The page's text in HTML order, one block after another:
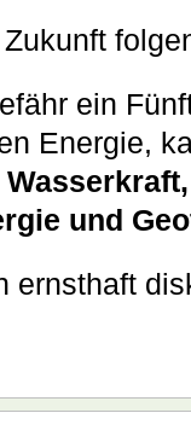
ein
Energie,
und
ernsthaft